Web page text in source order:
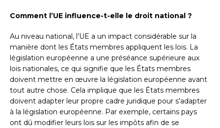
Comment l’UE influence-t-elle le droit national ?
Au niveau national, l’UE a un impact considérable sur la
manière dont les États membres appliquent les lois. La
législation européenne a une préséance supérieure aux
lois nationales, ce qui signifie que les États membres
doivent mettre en œuvre la législation européenne avant
tout autre chose. Cela implique que les États membres
doivent adapter leur propre cadre juridique pour s’adapter
à la législation européenne. Par exemple, certains pays
ont dû modifier leurs lois sur les impôts afin de se